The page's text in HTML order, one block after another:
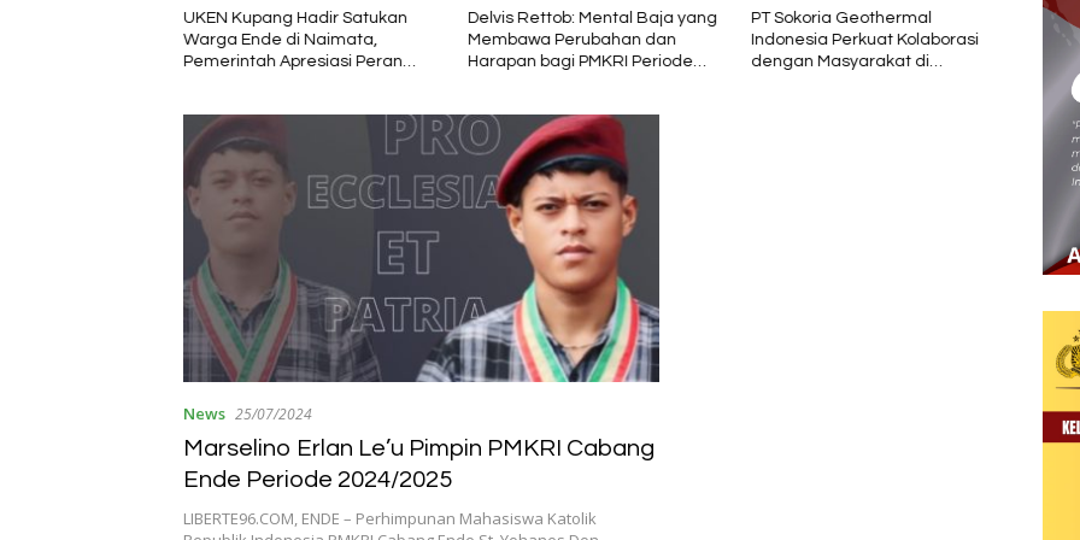
UKEN Kupang Hadir Satukan
Warga Ende di Naimata,
Pemerintah Apresiasi Peran
Delvis Rettob: Mental Baja yang
Membawa Perubahan dan
Harapan bagi PMKRI Periode
PT Sokoria Geothermal
Indonesia Perkuat Kolaborasi
dengan Masyarakat di
News 25/07/2024
Marselino Erlan Le’u Pimpin PMKRI Cabang
Ende Periode 2024/2025
LIBERTE96.COM, ENDE – Perhimpunan Mahasiswa Katolik